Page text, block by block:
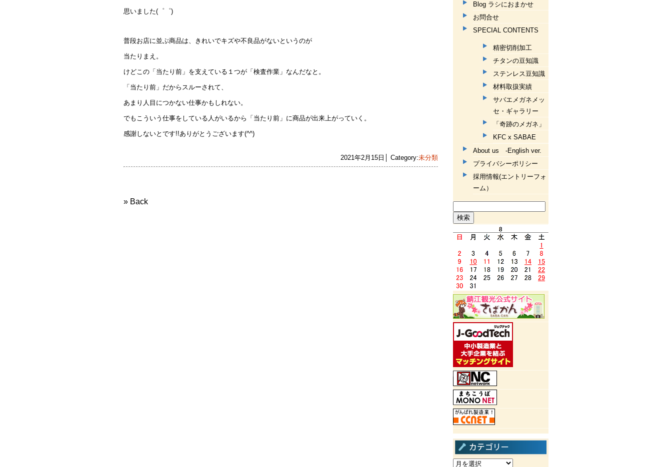
思いました(゜゜)
普段お店に並ぶ商品は、きれいでキズや不良品がないというのが
当たりまえ。
けどこの「当たり前」を支えている１つが「検査作業」なんだなと。
「当たり前」だからスルーされて、
あまり人目につかない仕事かもしれない。
でもこういう仕事をしている人がいるから「当たり前」に商品が出来上がっていく。
感謝しないとです!!ありがとうございます(^^)
2021年2月15日│ Category:未分類
» Back
Blog ラシにおまかせ
お問合せ
SPECIAL CONTENTS
精密切削加工
チタンの豆知識
ステンレス豆知識
材料取扱実績
サバエメガネメッ
セ・ギャラリー
「奇跡のメガネ」
KFC x SABAE
About us -English ver.
プライバシーポリシー
採用情報(エントリーフォ
ーム）
索: